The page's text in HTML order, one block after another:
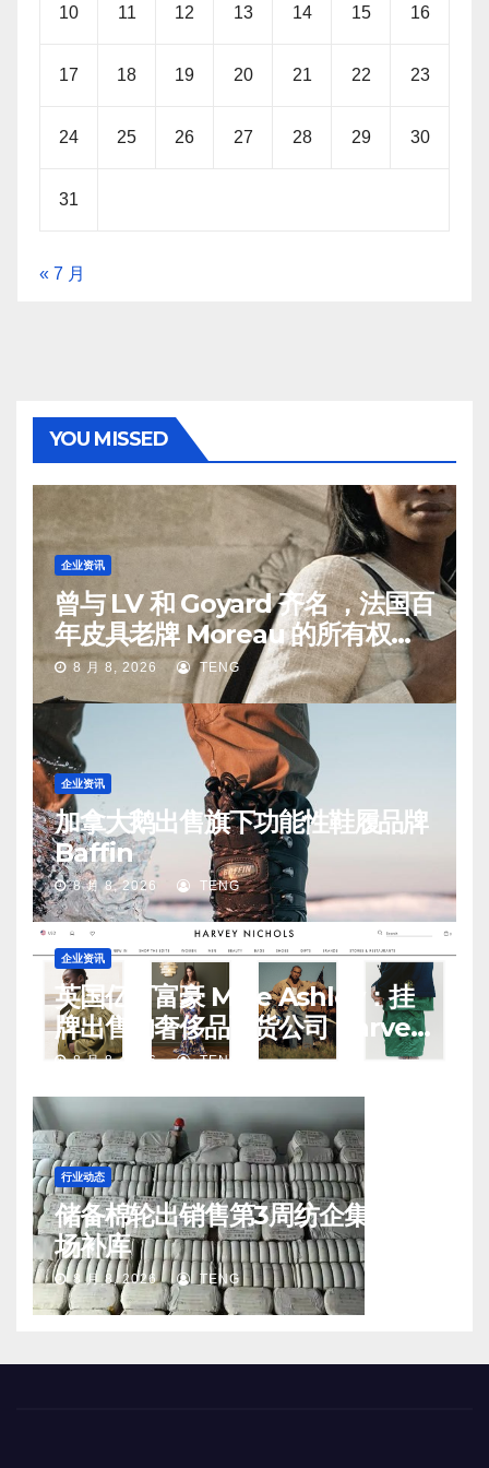
10 11 12 13 14 15 16
17 18 19 20 21 22 23
24 25 26 27 28 29 30
31
« 7 月
YOU MISSED
企业资讯
曾与 LV 和 Goyard 齐名 ，法国百
年皮具老牌 Moreau 的所有权易
手8 月 8, 2026 TENG
企业资讯
加拿大鹅出售旗下功能性鞋履品牌
Baffin
8 月 8, 2026 TENG
企业资讯
英国亿万富豪 Mike Ashley：挂
牌出售的奢侈品百货公司 Harvey
Nichols 正陷入“死亡螺旋”
8 月 8, 2026 TENG
行业动态
储备棉轮出销售第3周纺企集中入
场补库
8 月 8, 2026 TENG